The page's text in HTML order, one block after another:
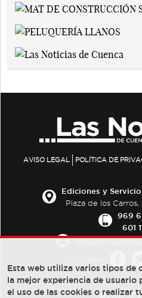
AVISO LEGAL POLÍTICA DE
Ediciones y
Plaza de los Carros,
969
601
Esta web utiliza varios tipos de
la mejor experiencia de usuario
el uso de las cookies o realizar